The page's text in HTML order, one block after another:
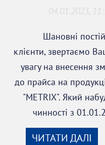
04.01.2023,
Шановні
клієнти, звертаємо
увагу на внесення
до прайса на
"METRIX". Який
чинності з
ЧИТАТИ ДАЛІ